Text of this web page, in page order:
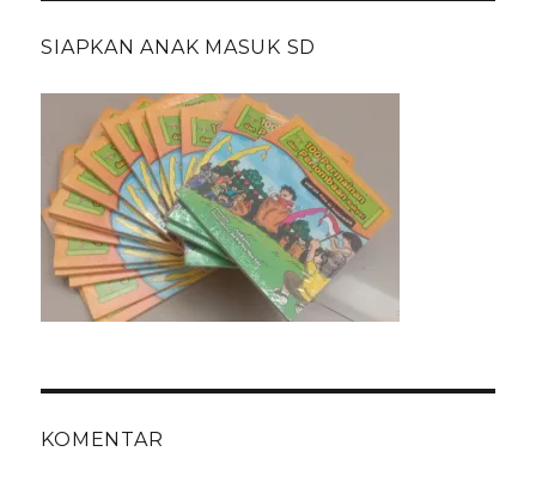
SIAPKAN ANAK MASUK SD
KOMENTAR